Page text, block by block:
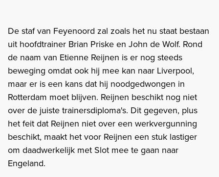
De staf van Feyenoord zal zoals het nu staat bestaan
uit hoofdtrainer Brian Priske en John de Wolf. Rond
de naam van Etienne Reijnen is er nog steeds
beweging omdat ook hij mee kan naar Liverpool,
maar er is een kans dat hij noodgedwongen in
Rotterdam moet blijven. Reijnen beschikt nog niet
over de juiste trainersdiploma's. Dit gegeven, plus
het feit dat Reijnen niet over een werkvergunning
beschikt, maakt het voor Reijnen een stuk lastiger
om daadwerkelijk met Slot mee te gaan naar
Engeland.